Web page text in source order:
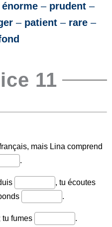
énorme–prudent–
– patient– rare –
11